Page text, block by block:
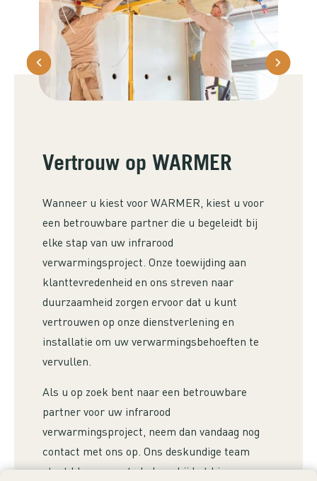
Vertrouw op WARMER
Wanneer u kiest voor WARMER, kiest u voor
een betrouwbare partner die u begeleidt bij
elke stap van uw infrarood
verwarmingsproject. Onze toewijding aan
klanttevredenheid en ons streven naar
duurzaamheid zorgen ervoor dat u kunt
vertrouwen op onze dienstverlening en
installatie om uw verwarmingsbehoeften te
vervullen.
Als u op zoek bent naar een betrouwbare
partner voor uw infrarood
verwarmingsproject, neem dan vandaag nog
contact met ons op. Ons deskundige team
staat klaar om u te helpen bij het kiezen,